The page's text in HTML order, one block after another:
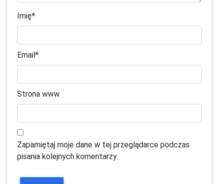
Imię*
Email*
Strona www
Zapamiętaj moje dane w tej przeglądarce podczas
pisania kolejnych komentarzy.